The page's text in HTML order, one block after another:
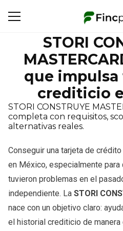
STORI
que impulsa
crediticio
STORI CONSTRUYE
completa con requisitos,
alternativas reales.
Conseguir una tarjeta de
en México, especialmente
tuvieron problemas en el
independiente. La STORI
nace con un objetivo claro:
el historial crediticio de manera